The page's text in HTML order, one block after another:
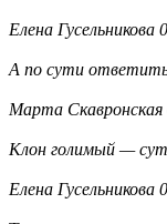
Елена Гусельникова
А по сути ответить
Марта Скавронская
Клон голимый —
Елена